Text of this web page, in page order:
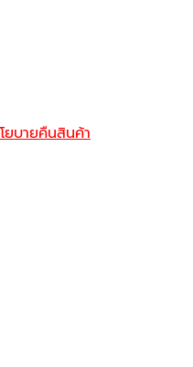
ยบายคืนสินค้า